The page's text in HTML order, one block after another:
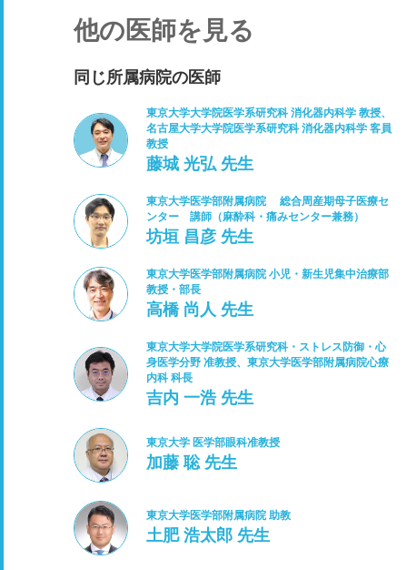
他の医師を見る
同じ所属病院の医師
東京大学大学院医学系研究科 消化器内科学 教授、
名古屋大学大学院医学系研究科 消化器内科学 客員
教授
藤城 光弘 先生
東京大学医学部附属病院 総合周産期母子医療セ
ンター 講師（麻酔科・痛みセンター兼務）
坊垣 昌彦 先生
東京大学医学部附属病院 小児・新生児集中治療部
教授・部長
高橋 尚人 先生
東京大学大学院医学系研究科・ストレス防御・心
身医学分野 准教授、東京大学医学部附属病院心療
内科 科長
吉内 一浩 先生
東京大学 医学部眼科准教授
加藤 聡 先生
東京大学医学部附属病院 助教
土肥 浩太郎 先生